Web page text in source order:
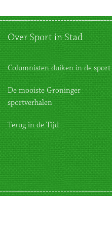
Over Sport in Stad
Columnisten duiken in de sport
De mooiste Groninger
sportverhalen
Terug in de Tijd